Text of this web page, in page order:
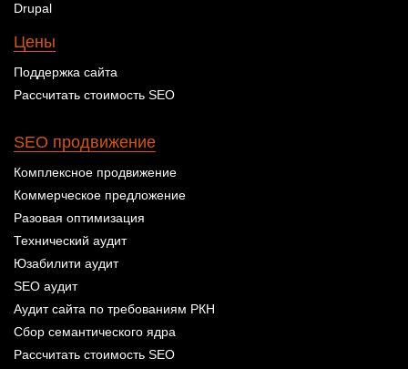
Drupal
Цены
Поддержка сайта
Рассчитать стоимость SEO
SEO продвижение
Комплексное продвижение
Коммерческое предложение
Разовая оптимизация
Технический аудит
Юзабилити аудит
SEO аудит
Аудит сайта по требованиям РКН
Сбор семантического ядра
Рассчитать стоимость SEO